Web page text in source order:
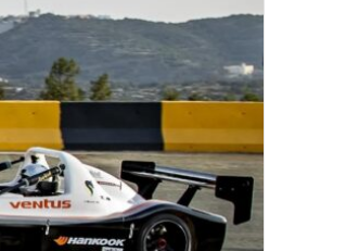
ك
ت
ر
و
ن
ي
ا